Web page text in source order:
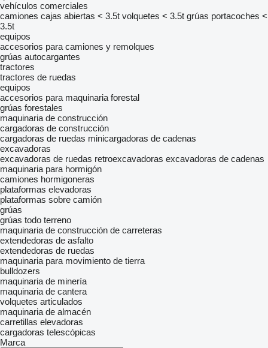
vehículos comerciales
camiones cajas abiertas < 3.5t volquetes < 3.5t grúas portacoches <
3.5t
equipos
accesorios para camiones y remolques
grúas autocargantes
tractores
tractores de ruedas
equipos
accesorios para maquinaria forestal
grúas forestales
maquinaria de construcción
cargadoras de construcción
cargadoras de ruedas minicargadoras de cadenas
excavadoras
excavadoras de ruedas retroexcavadoras excavadoras de cadenas
maquinaria para hormigón
camiones hormigoneras
plataformas elevadoras
plataformas sobre camión
grúas
grúas todo terreno
maquinaria de construcción de carreteras
extendedoras de asfalto
extendedoras de ruedas
maquinaria para movimiento de tierra
bulldozers
maquinaria de minería
maquinaria de cantera
volquetes articulados
maquinaria de almacén
carretillas elevadoras
cargadoras telescópicas
Marca